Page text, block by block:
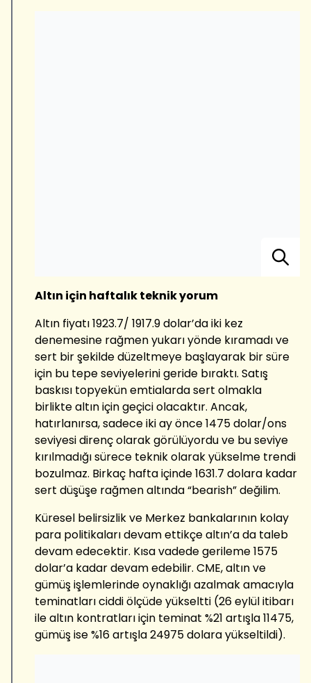
Altın için haftalık teknik yorum
Altın fiyatı 1923.7/ 1917.9 dolar’da iki kez
denemesine rağmen yukarı yönde kıramadı ve
sert bir şekilde düzeltmeye başlayarak bir süre
için bu tepe seviyelerini geride bıraktı. Satış
baskısı topyekün emtialarda sert olmakla
birlikte altın için geçici olacaktır. Ancak,
hatırlanırsa, sadece iki ay önce 1475 dolar/ons
seviyesi direnç olarak görülüyordu ve bu seviye
kırılmadığı sürece teknik olarak yükselme trendi
bozulmaz. Birkaç hafta içinde 1631.7 dolara kadar
sert düşüşe rağmen altında “bearish” değilim.
Küresel belirsizlik ve Merkez bankalarının kolay
para politikaları devam ettikçe altın’a da taleb
devam edecektir. Kısa vadede gerileme 1575
dolar’a kadar devam edebilir. CME, altın ve
gümüş işlemlerinde oynaklığı azalmak amacıyla
teminatları ciddi ölçüde yükseltti (26 eylül itibarı
ile altın kontratları için teminat %21 artışla 11475,
gümüş ise %16 artışla 24975 dolara yükseltildi).